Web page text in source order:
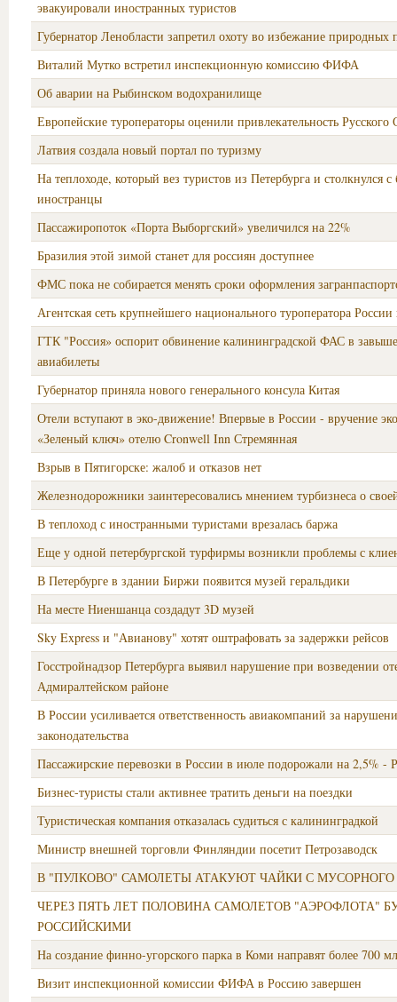
эвакуировали иностранных туристов
Губернатор Ленобласти запретил охоту во избежание природных
Виталий Мутко встретил инспекционную комиссию ФИФА
Об аварии на Рыбинском водохранилище
Европейские туроператоры оценили привлекательность Русского
Латвия создала новый портал по туризму
На теплоходе, который вез туристов из Петербурга и столкнулся
иностранцы
Пассажиропоток «Порта Выборгский» увеличился на 22%
Бразилия этой зимой станет для россиян доступнее
ФМС пока не собирается менять сроки оформления
Агентская сеть крупнейшего национального туроператора
ГТК "Россия» оспорит обвинение калининградской ФАС в
авиабилеты
Губернатор приняла нового генерального консула Китая
Отели вступают в эко-движение! Впервые в России - вручение
«Зеленый ключ» отелю Cronwell Inn Стремянная
Взрыв в Пятигорске: жалоб и отказов нет
Железнодорожники заинтересовались мнением турбизнеса о
В теплоход с иностранными туристами врезалась баржа
Еще у одной петербургской турфирмы возникли проблемы с
В Петербурге в здании Биржи появится музей геральдики
На месте Ниеншанца создадут 3D музей
Sky Express и "Авианову" хотят оштрафовать за задержки рейсов
Госстройнадзор Петербурга выявил нарушение при возведении
Адмиралтейском районе
В России усиливается ответственность авиакомпаний за
законодательства
Пассажирские перевозки в России в июле подорожали на 2,5% -
Бизнес-туристы стали активнее тратить деньги на поездки
Туристическая компания отказалась судиться с калининградкой
Министр внешней торговли Финляндии посетит Петрозаводск
В "ПУЛКОВО" САМОЛЕТЫ АТАКУЮТ ЧАЙКИ С
ЧЕРЕЗ ПЯТЬ ЛЕТ ПОЛОВИНА САМОЛЕТОВ "АЭРОФЛОТА"
РОССИЙСКИМИ
На создание финно-угорского парка в Коми направят более 700
Визит инспекционной комиссии ФИФА в Россию завершен